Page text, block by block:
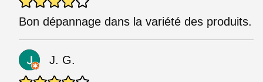
Bon dépannage dans la variété des produits.
J. G.